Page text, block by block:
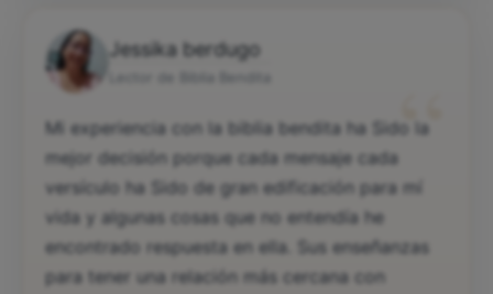
Jessika berdugo
“
Mi experiencia con la biblia bendita ha Sido la
mejor decisión porque cada mensaje cada
versículo ha Sido de gran edificación para mí
vida y algunas cosas que no entendía he
encontrado respuesta en ella. Sus enseñanzas
para tener una relación más cercana con